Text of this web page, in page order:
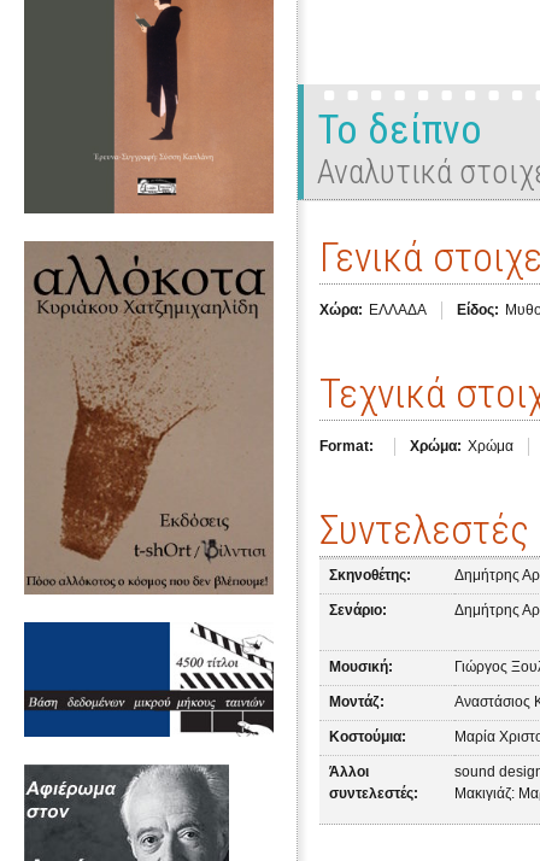
Το δείπνο
Αναλυτικά
Γενικά
Χώρα: ΕΛΛΑΔΑ Είδος:
Τεχνικά
Format: Χρώμα: Χρώμα
Συντελεστές
Σκηνοθέτης: Δημήτρης
Σενάριο: Δημήτρης
Μουσική: Γιώργος
Μοντάζ: Αναστάσιος
Κοστούμια: Μαρία
Άλλοι
συντελεστές:
sound
Μακιγιάζ: